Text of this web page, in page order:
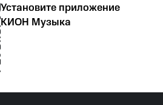
Установите приложение
КИОН Музыка